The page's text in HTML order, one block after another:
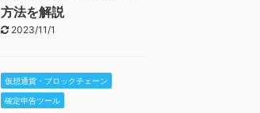
方法を解説
2023/11/1
仮想通貨・ブロックチェーン
確定申告ツール